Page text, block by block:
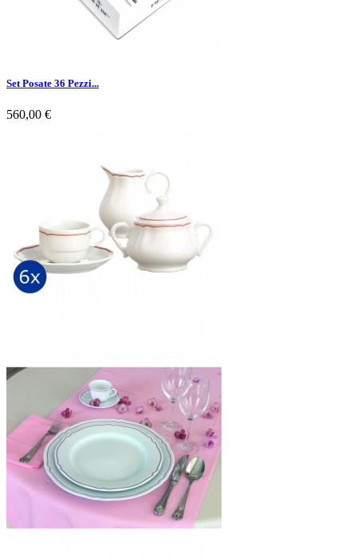
Set Posate 36 Pezzi...
560,00 €